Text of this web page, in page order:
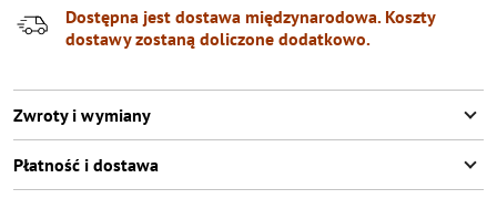
Dostępna jest dostawa międzynarodowa. Koszty
dostawy zostaną doliczone dodatkowo.
Zwroty i wymiany
Płatność i dostawa